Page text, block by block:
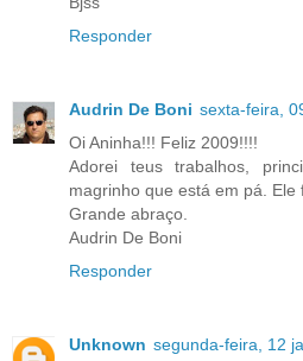
Responder
Audrin De Boni sexta-feira,
Oi Aninha!!! Feliz 2009!!!!
Adorei teus trabalhos,
magrinho que está em pá. Ele
Grande abraço.
Audrin De Boni
Responder
Unknown segunda-feira, 12